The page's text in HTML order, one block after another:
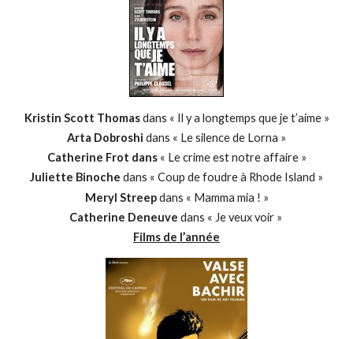
Kristin Scott Thomasdans « Il y a longtemps que je t’aime »
Arta Dobroshi dans « Le silence de Lorna »
Catherine Frot dans« Le crime est notre affaire »
Juliette Binoche dans « Coup de foudre à Rhode Island »
Meryl Streepdans « Mamma mia ! »
Catherine Deneuve dans « Je veux voir »
Films de l’année